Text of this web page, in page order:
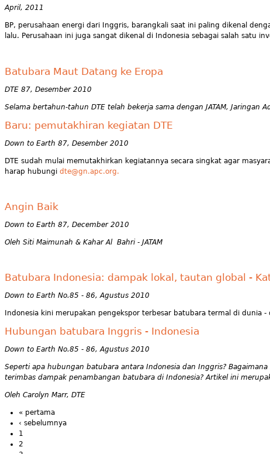
April, 2011
BP, perusahaan energi dari Inggris, barangkali saat ini paling dikenal
lalu. Perusahaan ini juga sangat dikenal di Indonesia sebagai salah satu
Batubara Maut Datang ke Eropa
DTE 87, Desember 2010
Selama bertahun-tahun DTE telah bekerja sama dengan JATAM,
Baru: pemutakhiran kegiatan DTE
Down to Earth 87, Desember 2010
DTE sudah mulai memutakhirkan kegiatannya secara singkat agar
harap hubungi dte@gn.apc.org.
Angin Baik
Down to Earth 87, December 2010
Oleh Siti Maimunah & Kahar Al Bahri - JATAM
Batubara Indonesia: dampak lokal, tautan global -
Down to Earth No.85 - 86, Agustus 2010
Indonesia kini merupakan pengekspor terbesar batubara termal di
Hubungan batubara Inggris - Indonesia
Down to Earth No.85 - 86, Agustus 2010
Seperti apa hubungan batubara antara Indonesia dan Inggris?
terimbas dampak penambangan batubara di Indonesia? Artikel ini
Oleh Carolyn Marr, DTE
« pertama
‹ sebelumnya
1
2